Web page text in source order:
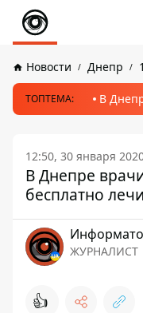
Новости Днепр
ТОПТЕМА: В
12:50, 30 января
В Днепре
бесплатно
ЖУРНАЛИСТ
👍